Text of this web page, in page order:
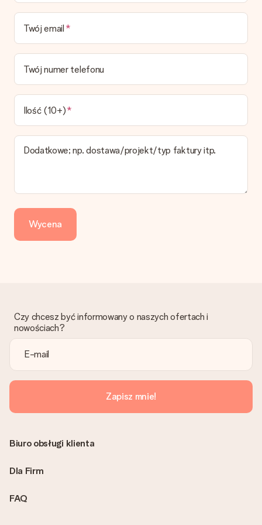
stronie produktu pokazujemy najbardziej prawdopodobną
datę doręczenia w momencie składania zamówienia.
Jaki jest czas dostawy i kiedy otrzymam mój prezent?
Przewidywany czas dostawy można znaleźć na stronie
produktu.
Jakie opcje dostawy mogę wybrać?
W koszyku zamówień mamy kilka opcji dostawy. Termin
pokazany na stronie produktu odnosi się do najtańszej i
najwolniejszej formy wysyłki.
Zapłata
Dotpay, karta kredytowa, lub przelew bankowy. W przypadku
dni przedłużenia dostawy - kwota musi zostać zaksięgowana,
aby zamówienie trafiło do produkcji. Robiąc przelew, należy
wybrać Przelew Krajowy Europejski.
Czy faktura jest wysyłana razem z zamówieniem?
Żaden rachunek lub faktura nie jest wysyłany z zamówieniem.
Możesz ją również znaleźć na koncie MySurprise. Dzięki temu
możesz wysłać prezent bezpośrednio do odbiorcy, co będzie
prawdziwą niespodzianką!
Twój email
Twój numer telefonu
Ilość (10+)
Dodatkowe; np. dostawa/projekt/typ faktury itp.
Wycena
Czy chcesz być informowany o naszych ofertach i
nowościach?
Zapisz mnie!
FAQ
Biuro obsługi klienta
Dla Firm